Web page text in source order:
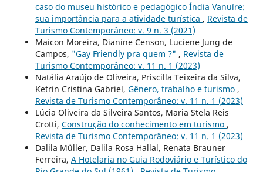
caso do museu histórico e pedagógico Índia Vanuíre:
sua importância para a atividade turística , Revista de
Turismo Contemporâneo: v. 9 n. 3 (2021)
Maicon Moreira, Dianine Censon, Luciene Jung de
Campos, "Gay Friendly pra quem ?" , Revista de
Turismo Contemporâneo: v. 11 n. 1 (2023)
Natália Araújo de Oliveira, Priscilla Teixeira da Silva,
Ketrin Cristina Gabriel, Gênero, trabalho e turismo ,
Revista de Turismo Contemporâneo: v. 11 n. 1 (2023)
Lúcia Oliveira da Silveira Santos, Maria Stela Reis
Crotti, Construção do conhecimento em turismo ,
Revista de Turismo Contemporâneo: v. 11 n. 1 (2023)
Dalila Müller, Dalila Rosa Hallal, Renata Brauner
Ferreira, A Hotelaria no Guia Rodoviário e Turístico do